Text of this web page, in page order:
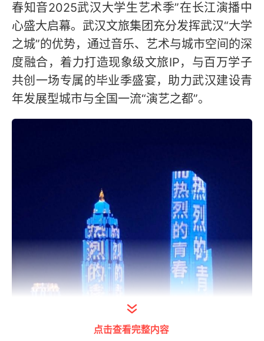
春知音2025武汉大学生艺术季”在长江演播中
心盛大启幕。武汉文旅集团充分发挥武汉“大学
之城”的优势，通过音乐、艺术与城市空间的深
度融合，着力打造现象级文旅IP，与百万学子
共创一场专属的毕业季盛宴，助力武汉建设青
年发展型城市与全国一流“演艺之都”。
点击查看完整内容